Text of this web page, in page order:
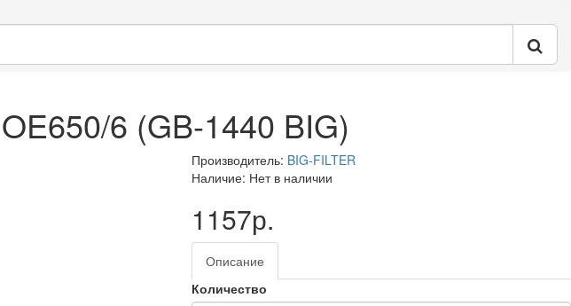
6 (GB-1440 BIG)
Производитель: BIG-FILTER
Наличие: Нет в наличии
1157р.
Описание
Количество